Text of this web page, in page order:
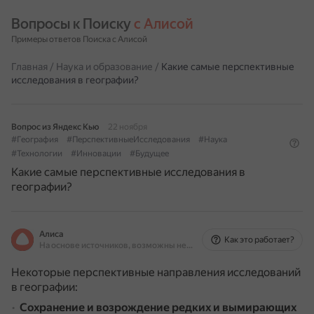
Вопросы к Поиску с Алисой
Примеры ответов Поиска с Алисой
Главная / Наука и образование / Какие самые перспективные
исследования в географии?
Вопрос из Яндекс Кью
22 ноября
#География
#ПерспективныеИсследования
#Наука
#Технологии
#Инновации #Будущее
Какие самые перспективные исследования в
географии?
Алиса
На основе источников, возможны неточности
Как это работает?
Некоторые перспективные направления исследований
в географии:
Сохранение и возрождение редких и вымирающих